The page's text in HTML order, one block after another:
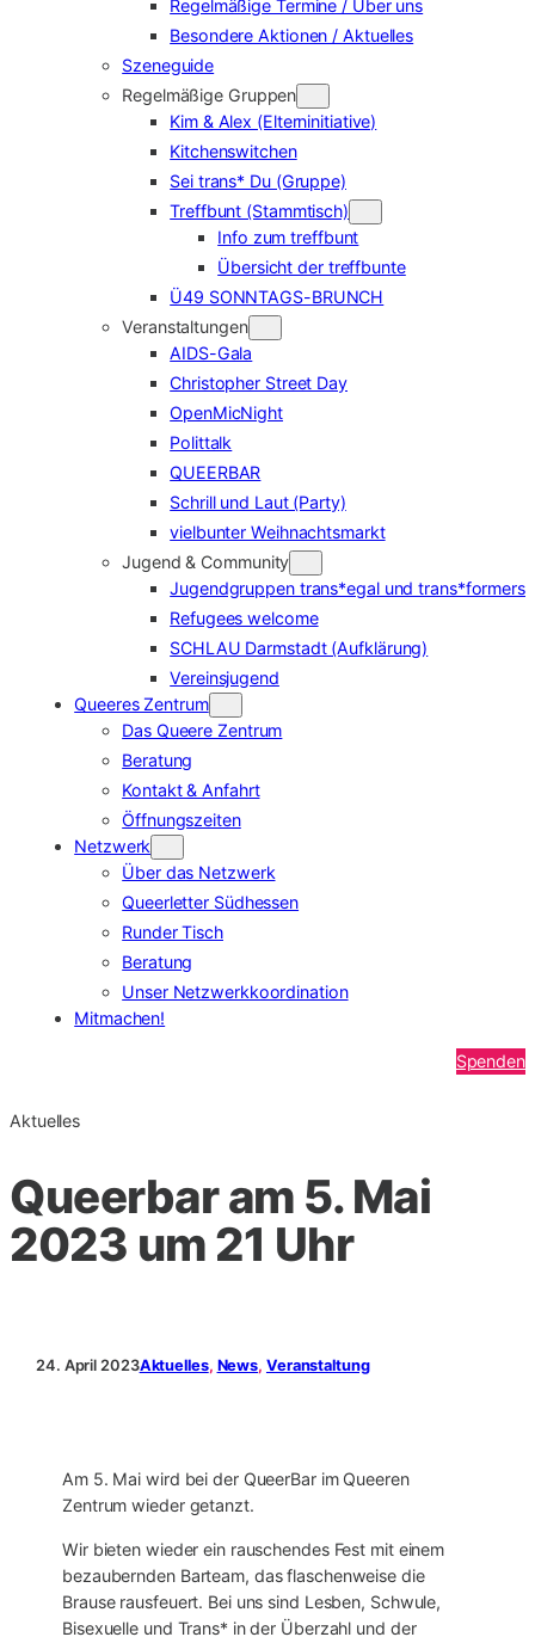
Regelmäßige Termine / Über uns
Besondere Aktionen / Aktuelles
Szeneguide
Regelmäßige Gruppen
Kim & Alex (Elterninitiative)
Kitchenswitchen
Sei trans* Du (Gruppe)
Treffbunt (Stammtisch)
Info zum treffbunt
Übersicht der treffbunte
Ü49 SONNTAGS-BRUNCH
Veranstaltungen
AIDS-Gala
Christopher Street Day
OpenMicNight
Polittalk
QUEERBAR
Schrill und Laut (Party)
vielbunter Weihnachtsmarkt
Jugend & Community
Jugendgruppen trans*egal und trans*formers
Refugees welcome
SCHLAU Darmstadt (Aufklärung)
Vereinsjugend
Queeres Zentrum
Das Queere Zentrum
Beratung
Kontakt & Anfahrt
Öffnungszeiten
Netzwerk
Über das Netzwerk
Queerletter Südhessen
Runder Tisch
Beratung
Unser Netzwerkkoordination
Mitmachen!
Spenden
Aktuelles
Queerbar am 5. Mai
2023 um 21 Uhr
24. April 2023Aktuelles, News, Veranstaltung
Am 5. Mai wird bei der QueerBar im Queeren
Zentrum wieder getanzt.
Wir bieten wieder ein rauschendes Fest mit einem
bezaubernden Barteam, das flaschenweise die
Brause rausfeuert. Bei uns sind Lesben, Schwule,
Bisexuelle und Trans* in der Überzahl und der